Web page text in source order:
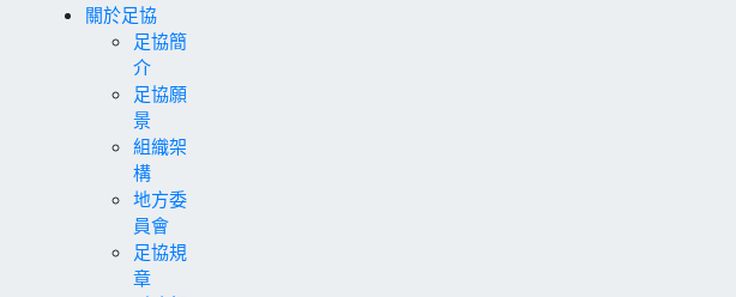
關於足協
足協簡
介
足協願
景
組織架
構
地方委
員會
足協規
章